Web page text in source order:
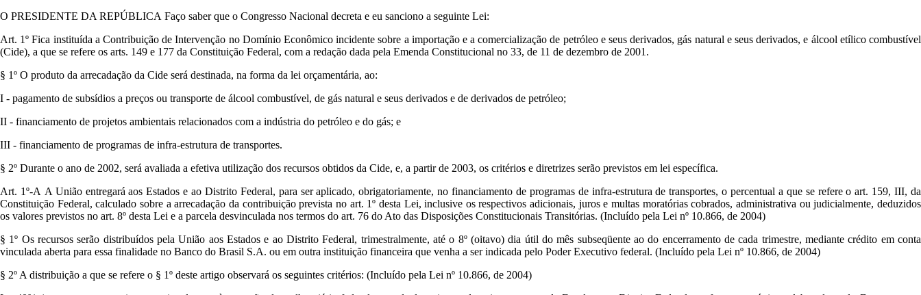
O PRESIDENTE DA REPÚBLICA Faço saber que o Congresso Nacional decreta e eu sanciono a seguinte Lei:
Art. 1º Fica instituída a Contribuição de Intervenção no Domínio Econômico incidente sobre a importação e a comercialização de petróleo e seus derivados, gás natural e seus derivados, e álcool etílico combustível
(Cide), a que se refere os arts. 149 e 177 da Constituição Federal, com a redação dada pela Emenda Constitucional no 33, de 11 de dezembro de 2001.
§ 1º O produto da arrecadação da Cide será destinada, na forma da lei orçamentária, ao:
I - pagamento de subsídios a preços ou transporte de álcool combustível, de gás natural e seus derivados e de derivados de petróleo;
II - financiamento de projetos ambientais relacionados com a indústria do petróleo e do gás; e
III - financiamento de programas de infra-estrutura de transportes.
§ 2º Durante o ano de 2002, será avaliada a efetiva utilização dos recursos obtidos da Cide, e, a partir de 2003, os critérios e diretrizes serão previstos em lei específica.
Art. 1º-A A União entregará aos Estados e ao Distrito Federal, para ser aplicado, obrigatoriamente, no financiamento de programas de infra-estrutura de transportes, o percentual a que se refere o art. 159, III, da
Constituição Federal, calculado sobre a arrecadação da contribuição prevista no art. 1º desta Lei, inclusive os respectivos adicionais, juros e multas moratórias cobrados, administrativa ou judicialmente, deduzidos
os valores previstos no art. 8º desta Lei e a parcela desvinculada nos termos do art. 76 do Ato das Disposições Constitucionais Transitórias. (Incluído pela Lei nº 10.866, de 2004)
§ 1º Os recursos serão distribuídos pela União aos Estados e ao Distrito Federal, trimestralmente, até o 8º (oitavo) dia útil do mês subseqüente ao do encerramento de cada trimestre, mediante crédito em conta
vinculada aberta para essa finalidade no Banco do Brasil S.A. ou em outra instituição financeira que venha a ser indicada pelo Poder Executivo federal. (Incluído pela Lei nº 10.866, de 2004)
§ 2º A distribuição a que se refere o § 1º deste artigo observará os seguintes critérios: (Incluído pela Lei nº 10.866, de 2004)